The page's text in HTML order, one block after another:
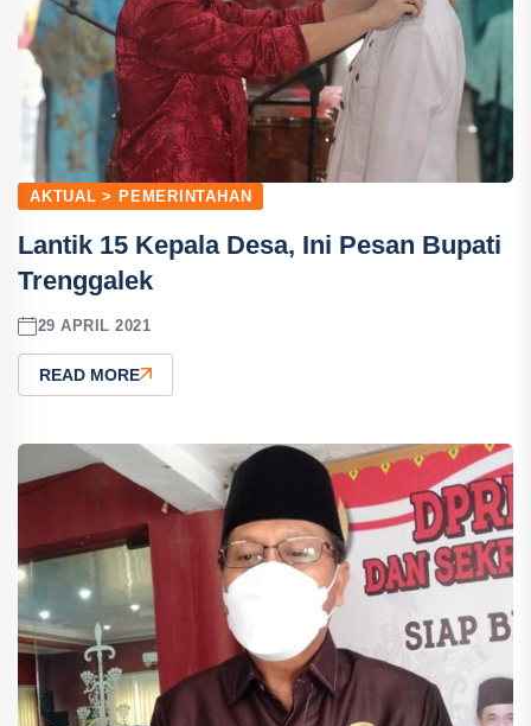
AKTUAL > PEMERINTAHAN
Lantik 15 Kepala Desa, Ini Pesan Bupati
Trenggalek
29 APRIL 2021
READ MORE